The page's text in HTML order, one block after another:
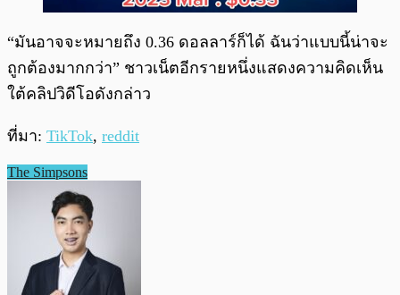
“มันอาจจะหมายถึง 0.36 ดอลลาร์ก็ได้ ฉันว่าแบบนี้น่าจะ
ถูกต้องมากกว่า” ชาวเน็ตอีกรายหนึ่งแสดงความคิดเห็น
ใต้คลิปวิดีโอดังกล่าว
ที่มา: TikTok, reddit
The Simpsons